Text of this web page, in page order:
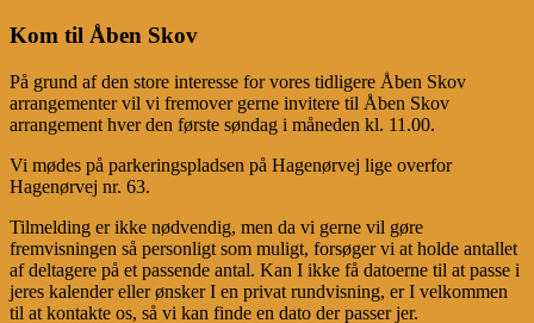
Kom til Åben Skov
På grund af den store interesse for vores tidligere Åben Skov
arrangementer vil vi fremover gerne invitere til Åben Skov
arrangement hver den første søndag i måneden kl. 11.00.
Vi mødes på parkeringspladsen på Hagenørvej lige overfor
Hagenørvej nr. 63.
Tilmelding er ikke nødvendig, men da vi gerne vil gøre
fremvisningen så personligt som muligt, forsøger vi at holde antallet
af deltagere på et passende antal. Kan I ikke få datoerne til at passe i
jeres kalender eller ønsker I en privat rundvisning, er I velkommen
til at kontakte os, så vi kan finde en dato der passer jer.